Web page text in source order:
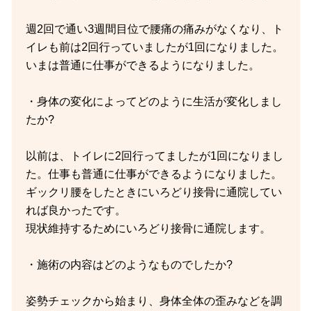
週2回で通い3週間目位で腰痛の痛みがなくなり、ト
イレも前は2回行っていましたが1回になりました。
いまは普通に仕事ができるようになりました。
・身体の変化によってどのように生活が変化しまし
たか?
以前は、トイレに2回行ってましたが1回になりまし
た。仕事も普通に仕事ができるようになりました。
ギックリ腰をしたときにいろどり接骨に通院してい
れば良かったです。
現状維持するためにいろどり接骨に通院します。
・施術の内容はどのようなものでしたか?
姿勢チェックから始まり、身体全体の歪みなどを調